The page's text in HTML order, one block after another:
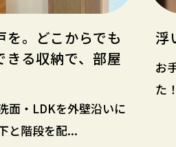
を。どこからでも
きる収納で、部屋
面・LDKを外壁沿いに
と階段を配...
浮
お
た